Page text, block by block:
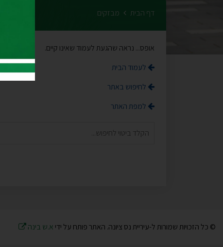
דף הבית מבזקים
אופס... נראה שהגעת לעמוד שאינו קיים.
לעמוד הבית
לחיפוש באתר
למפת האתר
© כל הזכויות שמורות ל-עיריית נס ציונה. האתר פותח על ידי א.ש בינה